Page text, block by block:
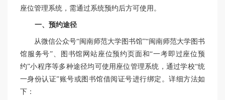
座位管理系统，需通过系统预约后方可使用。
一、预约途径
从微信公众号“闽南师范大学图书馆”“闽南师范大学图书
馆服务号”、图书馆网站座位预约页面和“一考即过座位预
约”小程序等多种途径均可使用座位管理系统，通过学校“统
一身份认证”账号或图书馆借阅证号进行绑定。详细方法如
下：